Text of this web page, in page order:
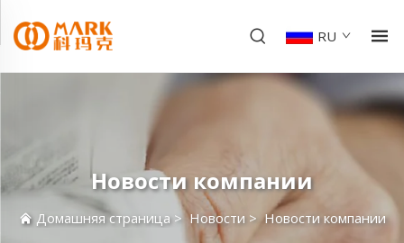
RU
Новости компании
Домашняя страница>Новости >Новости компании